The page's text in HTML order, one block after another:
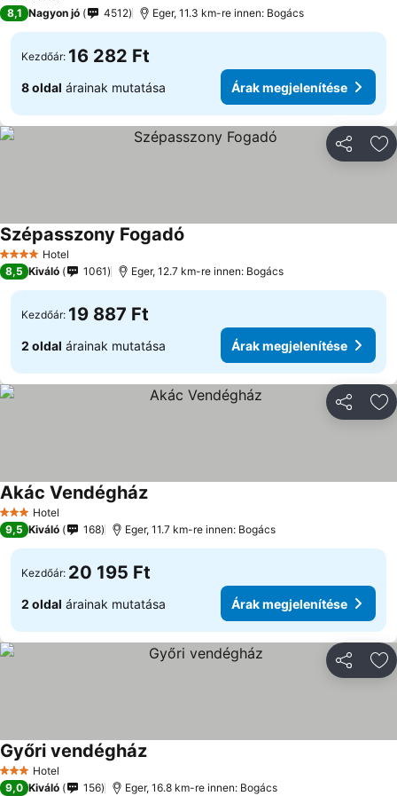
8,1 Nagyon jó 4512 Eger, 11.3 km-re innen: Bogács
Kezdőár: 16 282 Ft
8 oldal árainak mutatása Árak megjelenítése
4 KategóriaHotel
Szépasszony Fogadó
8,5 Kiváló 1061 Eger, 12.7 km-re innen: Bogács
Kezdőár: 19 887 Ft
2 oldal árainak mutatása Árak megjelenítése
3 Kategória
Hotel
Akác Vendégház
9,5 Kiváló 168 Eger, 11.7 km-re innen: Bogács
Kezdőár: 20 195 Ft
2 oldal árainak mutatása Árak megjelenítése
3 Kategória
Hotel
Győri vendégház
9,0 Kiváló 156 Eger, 16.8 km-re innen: Bogács